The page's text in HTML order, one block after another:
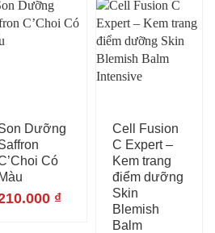
Dưỡng
Có
Màu
₫
Cell Fusion
C Expert –
Kem trang
điểm dưỡng
Skin
Blemish
Balm